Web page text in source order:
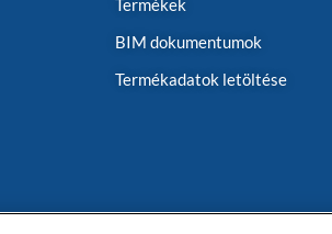
Termékek
BIM dokumentumok
Termékadatok letöltése